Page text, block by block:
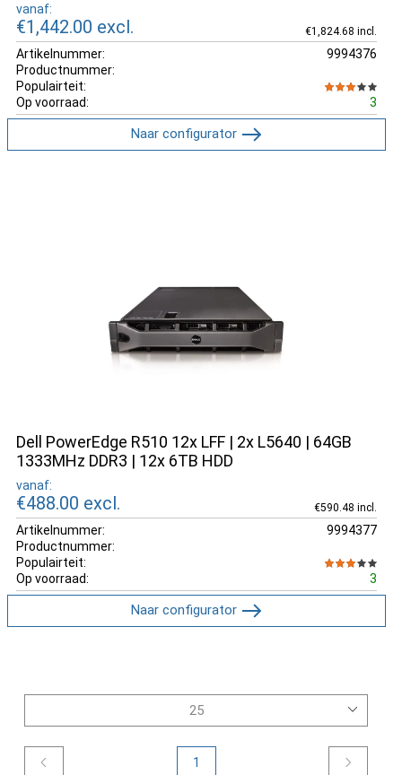
vanaf:
€1,442.00 excl. €1,824.68 incl.
Artikelnummer:
9994376
Productnummer:
Populairteit:
Op voorraad:
3
Naar configurator
Dell PowerEdge R510 12x LFF | 2x L5640 | 64GB
1333MHz DDR3 | 12x 6TB HDD
vanaf:
€488.00 excl. €590.48 incl.
Artikelnummer:
9994377
Productnummer:
Populairteit:
Op voorraad:
3
Naar configurator
1